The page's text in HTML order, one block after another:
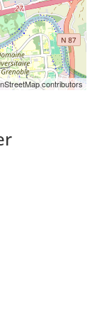
contributors